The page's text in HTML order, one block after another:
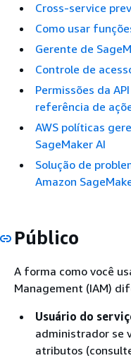
Cross-service
Como usar
Gerente de
Controle de
Permissões da
referência de
AWS políticas
SageMaker AI
Solução de
Amazon
Público
A forma como você
Management (IAM)
Usuário do
administrador se
atributos